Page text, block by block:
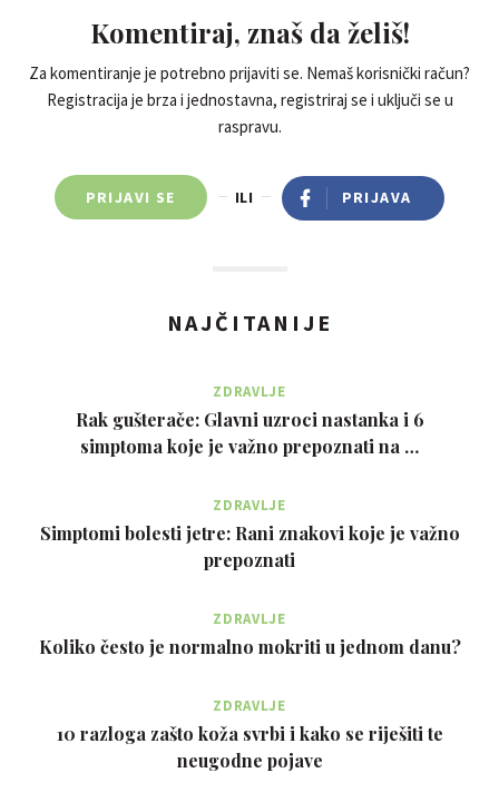
Komentiraj, znaš da želiš!
Za komentiranje je potrebno prijaviti se. Nemaš korisnički račun?
Registracija je brza i jednostavna, registriraj se i uključi se u
raspravu.
PRIJAVI SE ILI PRIJAVA
NAJČITANIJE
ZDRAVLJE
Rak gušterače: Glavni uzroci nastanka i 6
simptoma koje je važno prepoznati na …
ZDRAVLJE
Simptomi bolesti jetre: Rani znakovi koje je važno
prepoznati
ZDRAVLJE
Koliko često je normalno mokriti u jednom danu?
ZDRAVLJE
10 razloga zašto koža svrbi i kako se riješiti te
neugodne pojave